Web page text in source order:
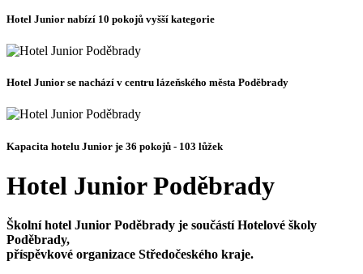
Hotel Junior nabízí 10 pokojů vyšší kategorie
Hotel Junior se nachází v centru lázeňského města Poděbrady
Kapacita hotelu Junior je 36 pokojů - 103 lůžek
Hotel Junior Poděbrady
Školní hotel Junior Poděbrady je součástí Hotelové školy
Poděbrady,
příspěvkové organizace Středočeského kraje.